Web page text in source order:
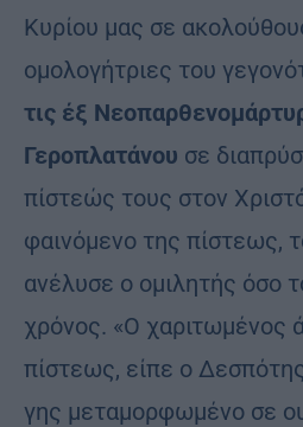
Κυρίου μας σε
ομολογήτριες του
τις έξ
Γεροπλατάνου σε
πίστεώς τους στον
φαινόμενο της πίστεως,
ανέλυσε ο ομιλητής όσο
χρόνος. «Ο χαριτωμένος
πίστεως, είπε ο
γης μεταμορφωμένο σε